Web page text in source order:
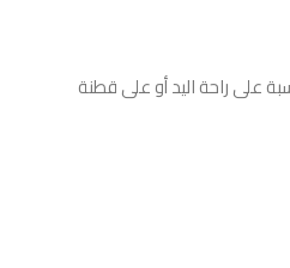
على راحة اليد أو على قطنة